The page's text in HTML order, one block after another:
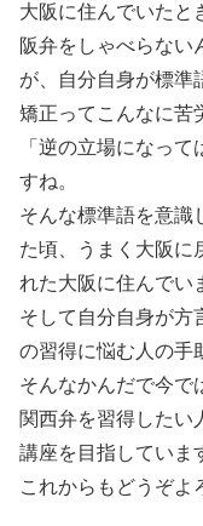
大阪に住んでいたと
阪弁をしゃべらない
が、自分自身が標準
矯正ってこんなに苦
「逆の立場になっ
すね。
そんな標準語を意識
た頃、うまく大阪に
れた大阪に住んでい
そして自分自身が方
の習得に悩む人の手
そんなかんだで今で
関西弁を習得したい
講座を目指していま
これからもどうぞよ